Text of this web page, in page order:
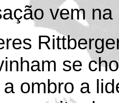
vem
se
ombro a